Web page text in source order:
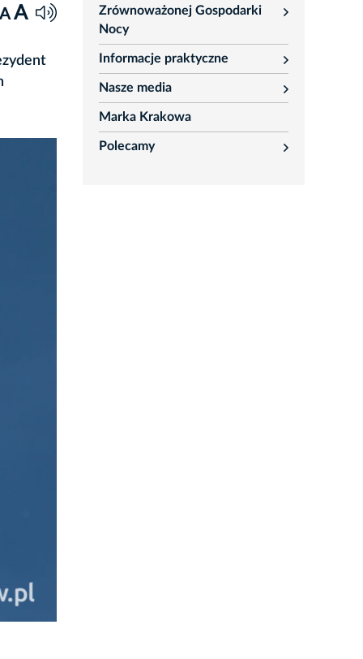
A A
Zrównoważonej Gospodarki
Nocy
rozwiń
Informacje praktyczne
rozwiń
Nasze media
rozwiń
Marka Krakowa
Polecamy
rozwiń